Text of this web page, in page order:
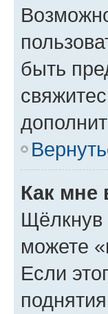
быть
Как мне
Щёлкнув
можете
Если